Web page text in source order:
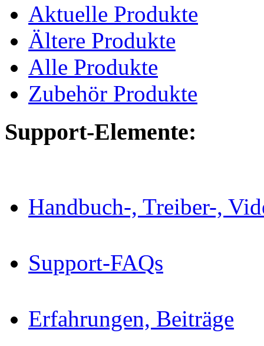
Aktuelle Produkte
Ältere Produkte
Alle Produkte
Zubehör Produkte
Support-Elemente:
Handbuch-, Treiber-,
Support-FAQs
Erfahrungen, Beiträge